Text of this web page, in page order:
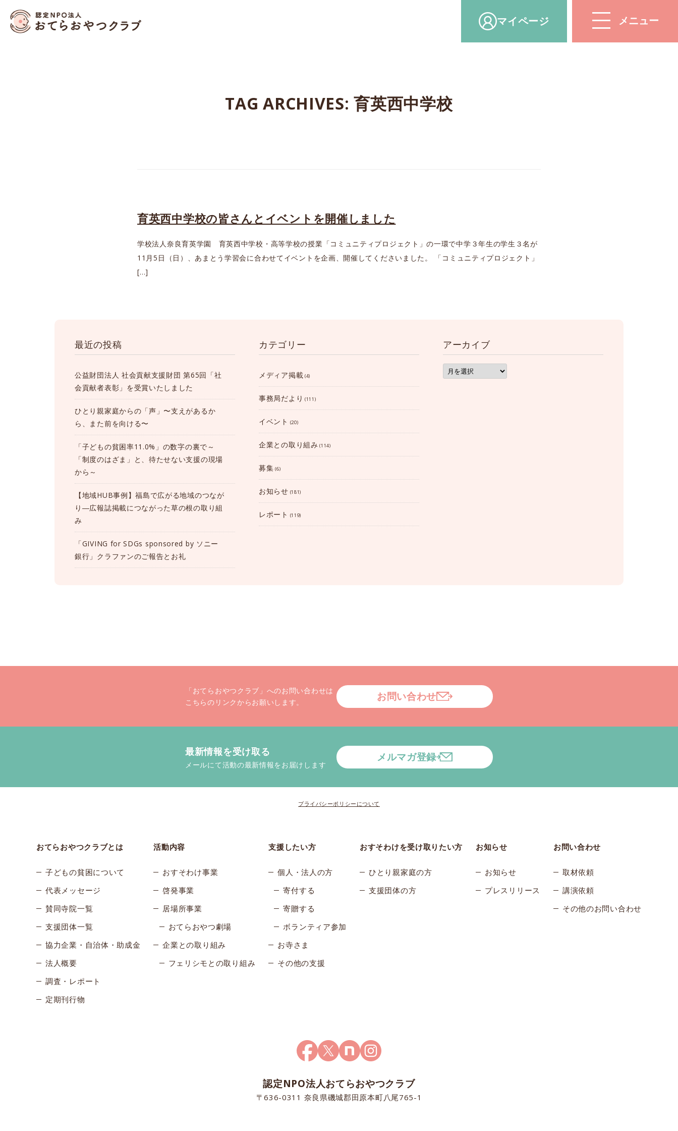
マイページ
TAG ARCHIVES:育英西中学校
育英西中学校の皆さんとイベントを開催しました
学校法人奈良育英学園 育英西中学校・高等学校の授業「コミュニティプロジェクト」の一環で中学３年生の学生３名が
11月5日（日）、あまとう学習会に合わせてイベントを企画、開催してくださいました。 「コミュニティプロジェクト」
[…]
最近の投稿
公益財団法人 社会貢献支援財団 第65回「社
会貢献者表彰」を受賞いたしました
ひとり親家庭からの「声」〜支えがあるか
ら、また前を向ける〜
「子どもの貧困率11.0%」の数字の裏で～
「制度のはざま」と、待たせない支援の現場
から～
【地域HUB事例】福島で広がる地域のつなが
り―広報誌掲載につながった草の根の取り組
み
「GIVING for SDGs sponsored by ソニー
銀行」クラファンのご報告とお礼
カテゴリー
メディア掲載 (4)
事務局だより (111)
イベント (20)
企業との取り組み (114)
募集 (6)
お知らせ (181)
レポート (119)
アーカイブ
ア
ー
カ
「おてらおやつクラブ」へのお問い合わせは
こちらのリンクからお願いします。
お問い合わせ
最新情報を受け取る
メールにて活動の最新情報をお届けします
メルマガ登録
プライバシーポリシーについて
おてらおやつクラブとは
子どもの貧困について
代表メッセージ
賛同寺院一覧
支援団体一覧
協力企業・自治体・助成金
法人概要
調査・レポート
定期刊行物
活動内容
おすそわけ事業
啓発事業
居場所事業
おてらおやつ劇場
企業との取り組み
フェリシモとの取り組み
支援したい方
個人・法人の方
寄付する
寄贈する
ボランティア参加
お寺さま
その他の支援
おすそわけを受け取りたい方
ひとり親家庭の方
支援団体の方
お知らせ
お知らせ
プレスリリース
お問い合わせ
取材依頼
講演依頼
その他のお問い合わせ
認定NPO法人おてらおやつクラブ
〒636-0311 奈良県磯城郡田原本町八尾765-1